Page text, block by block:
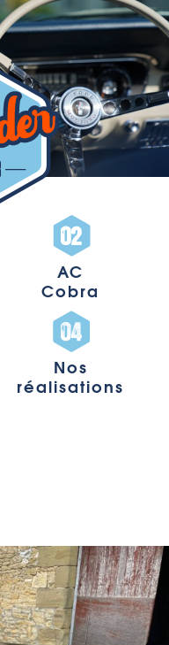
AC
Cobra
Nos
réalisations